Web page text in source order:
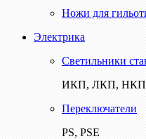
Ножи для
Электрика
Светильники
ИКП, ЛКП, НКП,
Переключатели
PS, PSE